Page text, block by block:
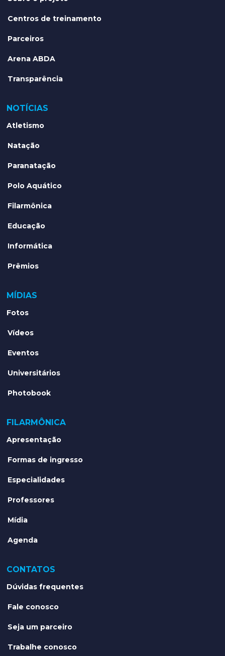
INSTITUCIONAL
Apresentação
Sobre o projeto
Centros de treinamento
Parceiros
Arena ABDA
Transparência
NOTÍCIAS
Atletismo
Natação
Paranatação
Polo Aquático
Filarmônica
Educação
Informática
Prêmios
MÍDIAS
Fotos
Vídeos
Eventos
Universitários
Photobook
FILARMÔNICA
Apresentação
Formas de ingresso
Especialidades
Professores
Agenda
CONTATOS
Dúvidas frequentes
Fale conosco